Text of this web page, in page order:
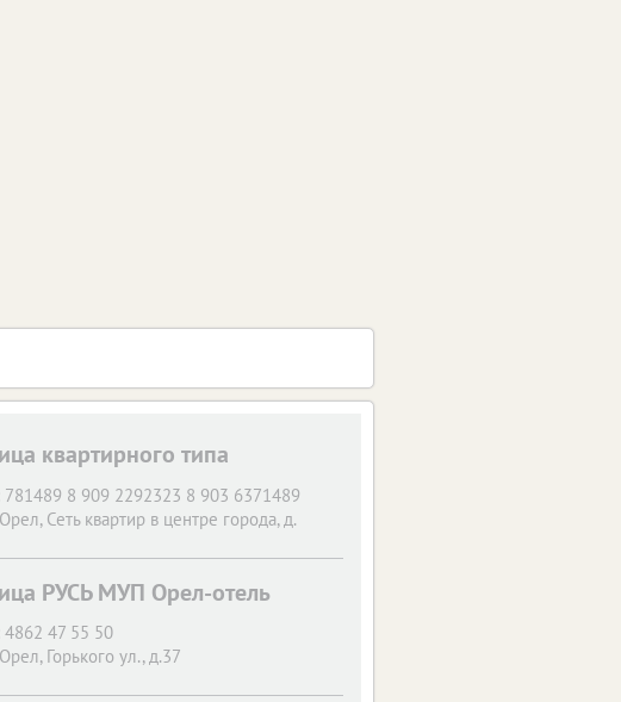
квартирного типа
781489 8 909 2292323 8 903 6371489
Орел, Сеть квартир в центре города, д.
РУСЬ МУП Орел-отель
4862 47 55 50
Орел, Горького ул., д.37